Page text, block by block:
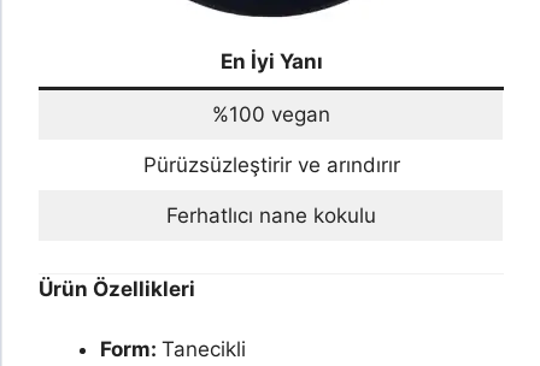
En İyi Yanı
%100 vegan
Pürüzsüzleştirir ve arındırır
Ferhatlıcı nane kokulu
Ürün Özellikleri
Form: Tanecikli